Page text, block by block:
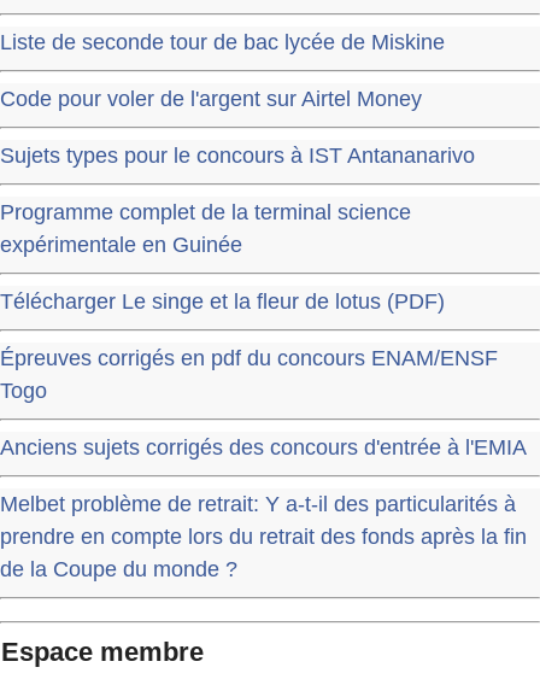
Liste de seconde tour de bac lycée de Miskine
Code pour voler de l'argent sur Airtel Money
Sujets types pour le concours à IST Antananarivo
Programme complet de la terminal science
expérimentale en Guinée
Télécharger Le singe et la fleur de lotus (PDF)
Épreuves corrigés en pdf du concours ENAM/ENSF
Togo
Anciens sujets corrigés des concours d'entrée à l'EMIA
Melbet problème de retrait: Y a-t-il des particularités à
prendre en compte lors du retrait des fonds après la fin
de la Coupe du monde ?
Espace membre